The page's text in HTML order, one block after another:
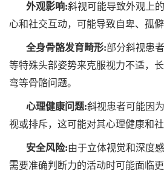
外观影响:斜视可能导致外观上
心和社交互动，可能导致自卑、孤僻
全身骨骼发育畸形:部分斜视患
等特殊头部姿势来克服视力不适，
弯等骨骼问题。
心理健康问题:斜视患者可能因
视或排斥，这可能对其心理健康和
安全风险:由于立体视觉和深度
需要准确判断力的活动时可能面临更